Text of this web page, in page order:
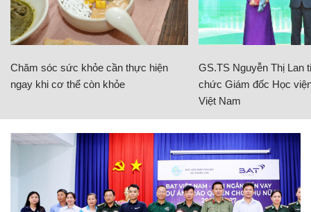
Chăm sóc sức khỏe cần thực hiện
ngay khi cơ thể còn khỏe
GS.TS Nguyễn Thị Lan
chức Giám đốc Học
Việt Nam